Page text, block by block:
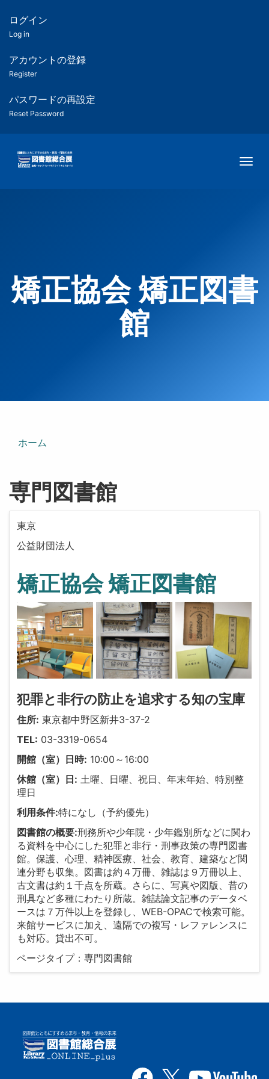
ツ
匿
名
ユ
ー
ー
用
メ
ログイン
Log in
アカウントの登録
Register
パスワードの再設定
Reset Password
矯正協会 矯正図書
館
ホーム
専門図書館
東京
公益財団法人
矯正協会 矯正図書館
犯罪と非行の防止を追求する知の宝庫
住所: 東京都中野区新井3-37-2
TEL: 03-3319-0654
開館（室）日時: 10:00～16:00
休館（室）日: 土曜、日曜、祝日、年末年始、特別整
理日
利用条件:特になし（予約優先）
図書館の概要:刑務所や少年院・少年鑑別所などに関わ
る資料を中心にした犯罪と非行・刑事政策の専門図書
館。保護、心理、精神医療、社会、教育、建築など関
連分野も収集。図書は約４万冊、雑誌は９万冊以上、
古文書は約１千点を所蔵。さらに、写真や図版、昔の
刑具など多種にわたり所蔵。雑誌論文記事のデータベ
ースは７万件以上を登録し、WEB-OPACで検索可能。
来館サービスに加え、遠隔での複写・レファレンスに
も対応。貸出不可。
ページタイプ：専門図書館